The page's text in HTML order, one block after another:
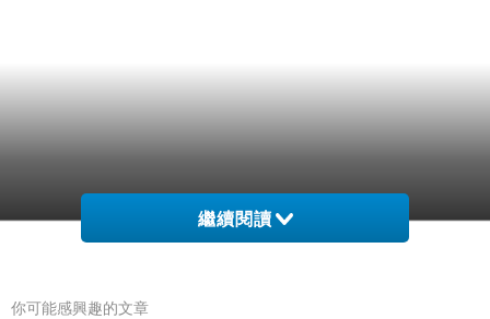
繼續閱讀
你可能感興趣的文章